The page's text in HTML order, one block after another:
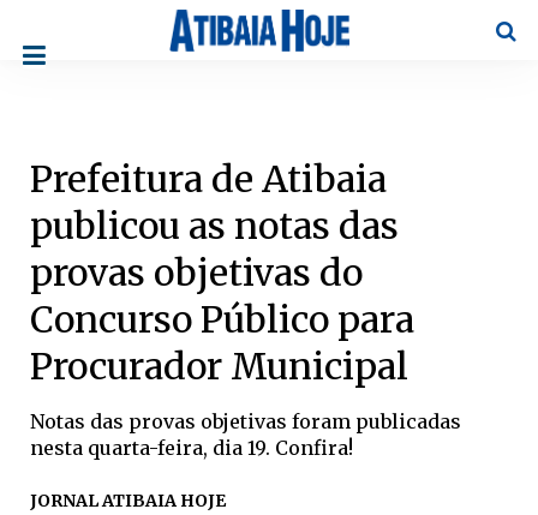
Prefeitura de Atibaia
publicou as notas das
provas objetivas do
Concurso Público para
Procurador Municipal
Notas das provas objetivas foram publicadas
nesta quarta-feira, dia 19. Confira!
JORNAL ATIBAIA HOJE